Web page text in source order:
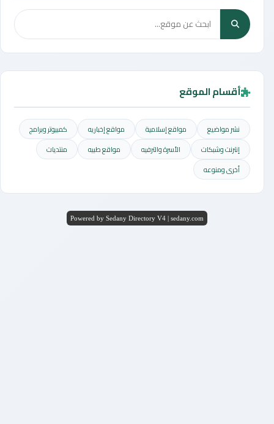
أقسام الموقع
نشر مواضيع مواقع إسلامية مواقع إخباريه
كمبيوتر وبرامج
إنترنت وشبكات
الأسرة والترفيه مواقع طبيه
منتديات
أخرى ومنوعه
Powered by Sedany Directory V4 | sedany.com